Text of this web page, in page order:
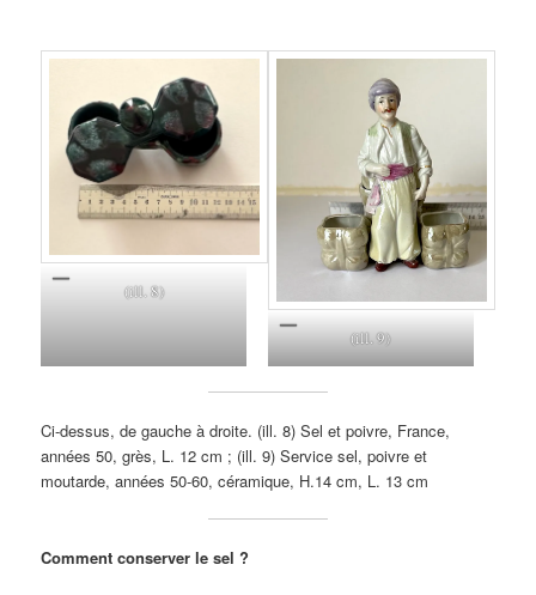
(ill. 8)
(ill. 9)
Ci-dessus, de gauche à droite. (ill. 8) Sel et poivre, France,
années 50, grès, L. 12 cm ; (ill. 9) Service sel, poivre et
moutarde, années 50-60, céramique, H.14 cm, L. 13 cm
Comment conserver le sel ?